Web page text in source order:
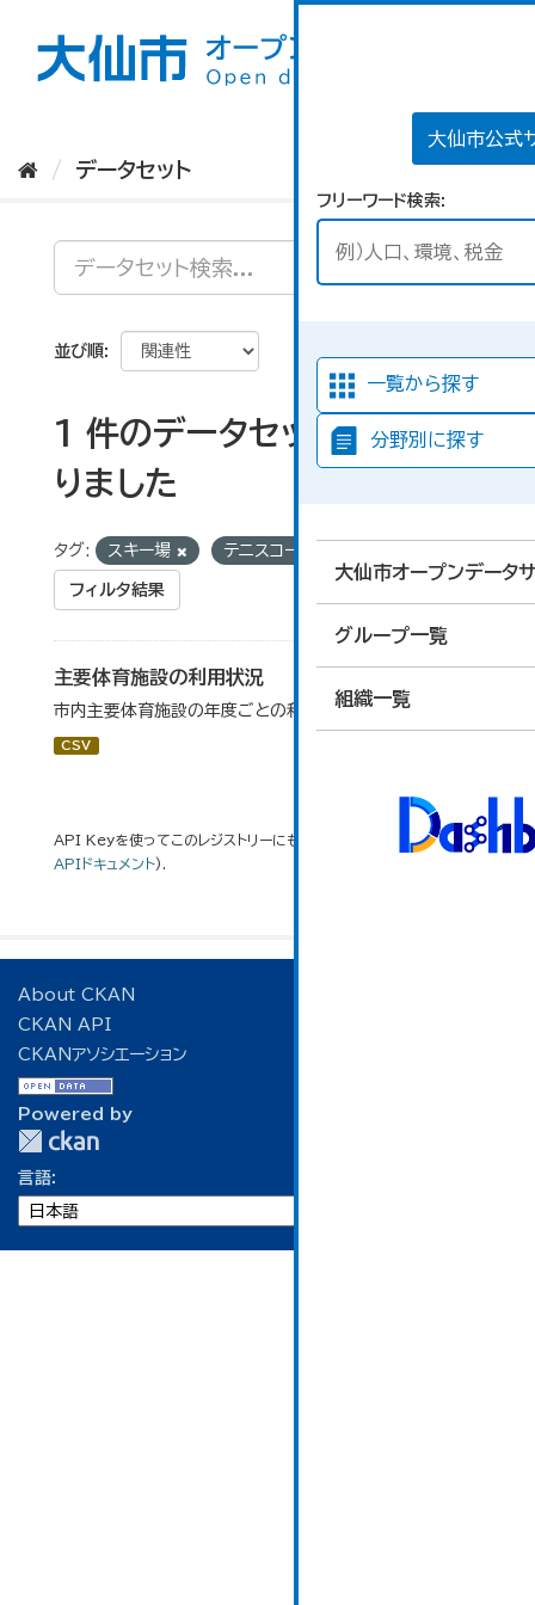
大仙市公式
フリーワード検索
一覧から探す
分野別に探す
大仙市オープンデータ
グループ一覧
組織一覧
データセット
並び順
1 件のデータセットが見つか
りました
タグ: スキー場 テニスコート
フィルタ結果
主要体育施設の利用状況
市内主要体育施設の年度ごとの利用状況データです。
CSV
API Keyを使ってこのレジストリーにもアクセス可能ですAPI(see
APIドキュメント).
About CKAN
CKAN API
CKANアソシエーション
Powered by
言語